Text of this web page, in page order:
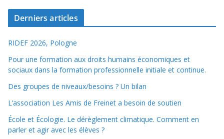
Derniers articles
RIDEF 2026, Pologne
Pour une formation aux droits humains économiques et
sociaux dans la formation professionnelle initiale et continue.
Des groupes de niveaux/besoins ? Un bilan
L’association Les Amis de Freinet a besoin de soutien
École et Écologie. Le dérèglement climatique. Comment en
parler et agir avec les élèves ?